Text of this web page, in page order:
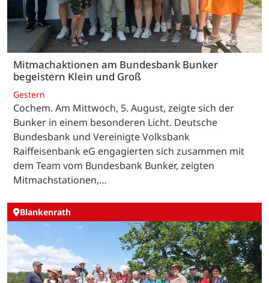
Mitmachaktionen am Bundesbank Bunker
begeistern Klein und Groß
Gestern
Cochem. Am Mittwoch, 5. August, zeigte sich der
Bunker in einem besonderen Licht. Deutsche
Bundesbank und Vereinigte Volksbank
Raiffeisenbank eG engagierten sich zusammen mit
dem Team vom Bundesbank Bunker, zeigten
Mitmachstationen,…
Blankenrath